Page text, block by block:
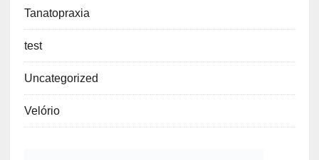
Tanatopraxia
test
Uncategorized
Velório